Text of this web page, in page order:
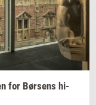
for Bør­sens hi­